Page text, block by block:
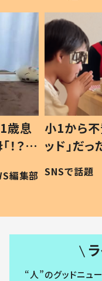
歳息
？」
編集部
小1から不
ッド」だ
作り続け
#令和の子
SNSで話題
“人”のグッドニュ